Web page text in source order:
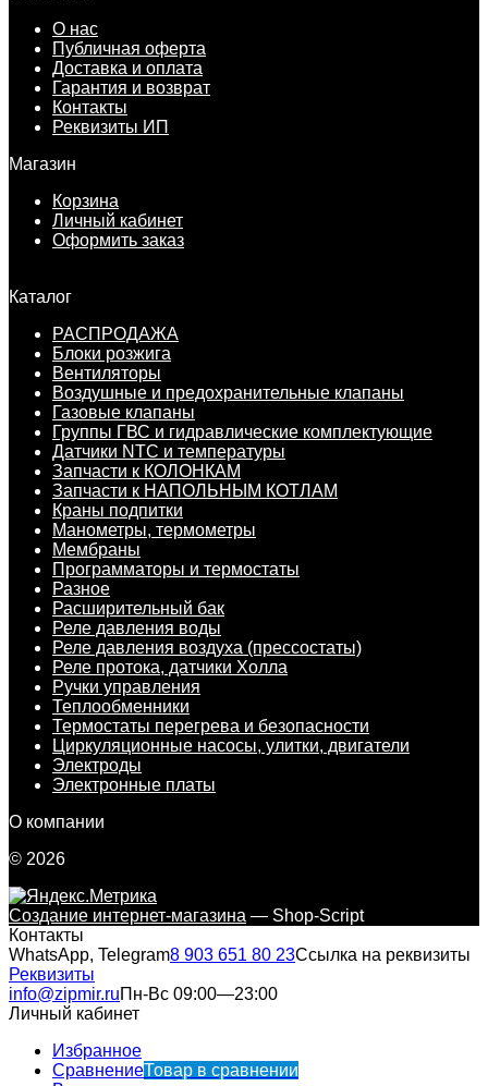
О нас
Публичная оферта
Доставка и оплата
Гарантия и возврат
Контакты
Реквизиты ИП
Магазин
Корзина
Личный кабинет
Оформить заказ
Каталог
РАСПРОДАЖА
Блоки розжига
Вентиляторы
Воздушные и предохранительные клапаны
Газовые клапаны
Группы ГВС и гидравлические комплектующие
Датчики NTC и температуры
Запчасти к КОЛОНКАМ
Запчасти к НАПОЛЬНЫМ КОТЛАМ
Краны подпитки
Манометры, термометры
Мембраны
Программаторы и термостаты
Разное
Расширительный бак
Реле давления воды
Реле давления воздуха (прессостаты)
Реле протока, датчики Холла
Ручки управления
Теплообменники
Термостаты перегрева и безопасности
Циркуляционные насосы, улитки, двигатели
Электроды
Электронные платы
О компании
© 2026
Создание интернет-магазина — Shop-Script
Контакты
WhatsApp, Telegram8 903 651 80 23Ссылка на реквизиты
Реквизиты
info@zipmir.ruПн-Вс 09:00—23:00
Личный кабинет
Избранное
СравнениеТовар в сравнении